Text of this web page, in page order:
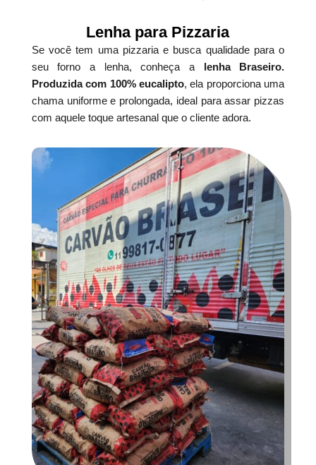
Lenha para Pizzaria
Se você tem uma pizzaria e busca qualidade para o
seu forno a lenha, conheça a lenha Braseiro.
Produzida com 100% eucalipto, ela proporciona uma
chama uniforme e prolongada, ideal para assar pizzas
com aquele toque artesanal que o cliente adora.